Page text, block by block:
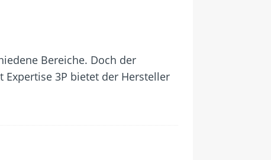
Bereiche. Doch der
3P bietet der Hersteller